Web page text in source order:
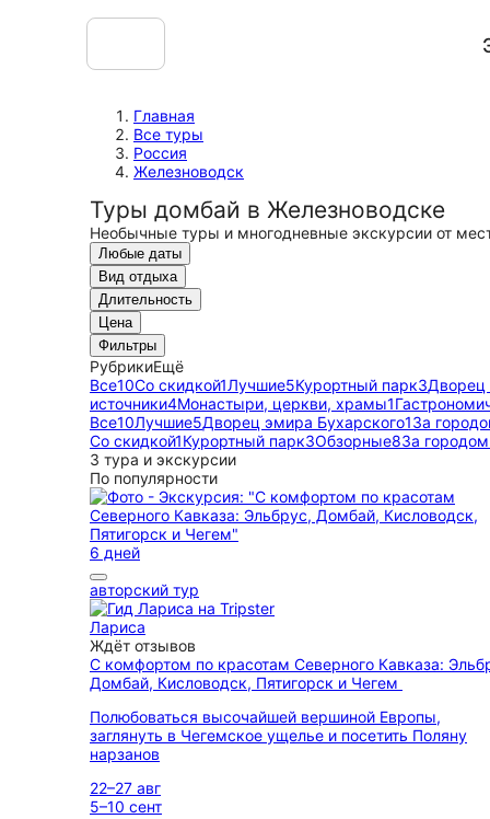
Главная
Все туры
Россия
Железноводск
Туры домбай в Железноводске
Необычные туры и многодневные экскурсии от
Любые даты
Вид отдыха
Длительность
Цена
Фильтры
РубрикиЕщё
Все10Со скидкой1Лучшие5Курортный парк3Дворец
источники4Монастыри, церкви, храмы1
Все10Лучшие5Дворец эмира Бухарского1За
Со скидкой1Курортный парк3Обзорные8За
3 тура и экскурсии
По популярности
6 дней
авторский тур
Лариса
Ждёт отзывов
С комфортом по красотам Северного Кавказа:
Домбай, Кисловодск, Пятигорск и Чегем
Полюбоваться высочайшей вершиной Европы,
заглянуть в Чегемское ущелье и посетить Поляну
нарзанов
22–27 авг
5–10 сент